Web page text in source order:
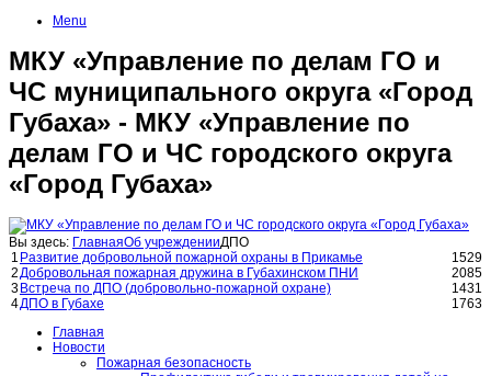
Menu
МКУ «Управление по делам ГО и
ЧС муниципального округа «Город
Губаха» - МКУ «Управление по
делам ГО и ЧС городского округа
«Город Губаха»
Вы здесь: ГлавнаяОб учрежденииДПО
1 Развитие добровольной пожарной охраны в Прикамье
1529
2Добровольная пожарная дружина в Губахинском ПНИ
2085
3 Встреча по ДПО (добровольно-пожарной охране)
1431
4ДПО в Губахе
1763
Главная
Новости
Пожарная безопасность